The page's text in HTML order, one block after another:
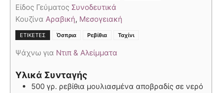
Είδος Γεύματος Συνοδευτικά
Κουζίνα Αραβική, Μεσογειακή
ΕΤΙΚΈΤΕΣ Όσπρια Ρεβίθια Ταχίνι
Ψάχνω για Ντιπ & Αλείμματα
Υλικά Συνταγής
500 γρ. ρεβίθια μουλιασμένα αποβραδίς σε νερό